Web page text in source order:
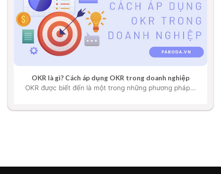
OKR là gì? Cách áp dụng OKR trong doanh nghiệp
OKR được biết đến là một trong những phương pháp...